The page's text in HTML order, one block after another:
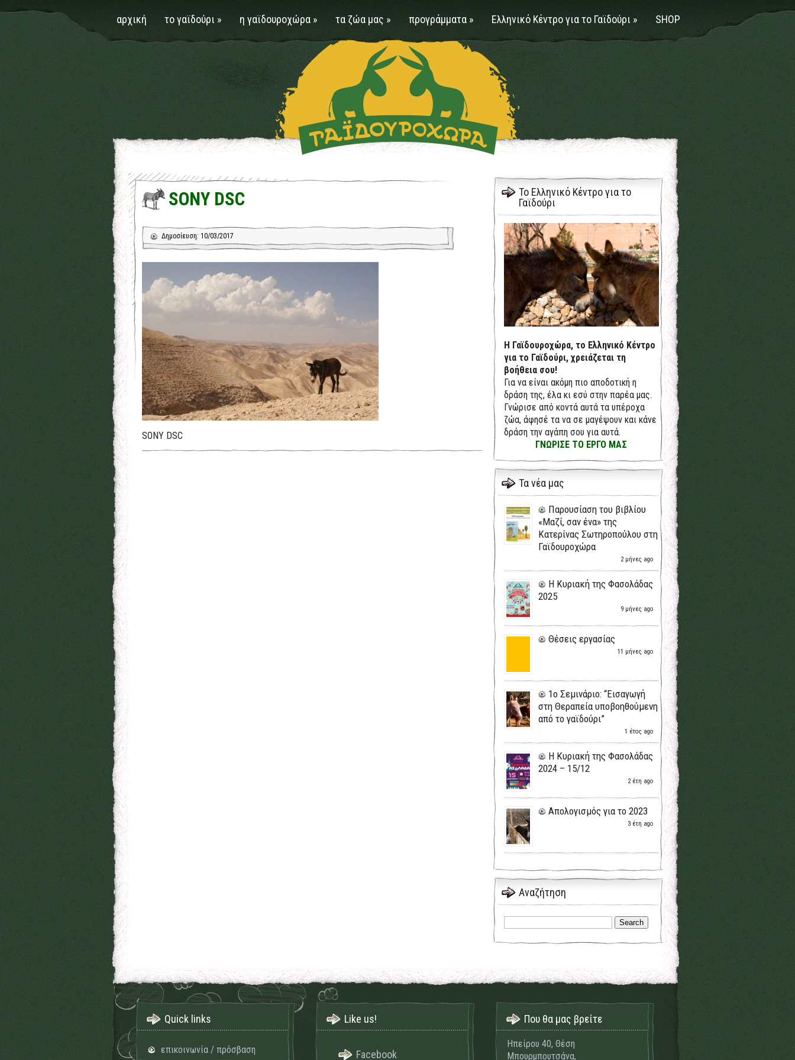
αρχική το γαϊδούρι » η γαϊδουροχώρα» τα ζώα μας » προγράμματα» Ελληνικό Κέντρο για το Γαϊδούρι » SHOP
SONY DSC
Δημοσίευση: 10/03/2017
SONY DSC
Το Ελληνικό Κέντρο για το
Γαϊδούρι
Η Γαϊδουροχώρα, το Ελληνικό Κέντρο
για το Γαϊδούρι, χρειάζεται τη
βοήθεια σου!
Για να είναι ακόμη πιο αποδοτική η
δράση της, έλα κι εσύ στην παρέα μας.
Γνώρισε από κοντά αυτά τα υπέροχα
ζώα, άφησέ τα να σε μαγέψουν και κάνε
δράση την αγάπη σου για αυτά.
ΓΝΩΡΙΣΕ ΤΟ ΕΡΓΟ ΜΑΣ
Τα νέα μας
Παρουσίαση του βιβλίου
«Μαζί, σαν ένα» της
Κατερίνας Σωτηροπούλου στη
Γαϊδουροχώρα
2 μήνες ago
H Κυριακή της Φασολάδας
2025
9 μήνες ago
Θέσεις εργασίας
11 μήνες ago
1ο Σεμινάριο: “Εισαγωγή
στη Θεραπεία υποβοηθούμενη
από το γαϊδούρι”
1 έτος ago
H Κυριακή της Φασολάδας
2024 – 15/12
2 έτη ago
Απολογισμός για το 2023
3 έτη ago
Αναζήτηση
Quick links
επικοινωνία / πρόσβαση
Like us!
Facebook
Που θα μας βρείτε
Ηπείρου 40, Θέση
Μπουρμπουτσάνα,